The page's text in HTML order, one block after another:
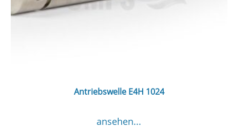
Antriebswelle E4H 1024
ansehen...